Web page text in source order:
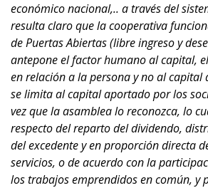
económico nacional,.. a través del
resulta claro que la cooperativa
de Puertas Abiertas (libre ingreso y
antepone el factor humano al capital,
en relación a la persona y no al capital
se limita al capital aportado por los
vez que la asamblea lo reconozca, lo
respecto del reparto del dividendo,
del excedente y en proporción directa
servicios, o de acuerdo con la
los trabajos emprendidos en común, y